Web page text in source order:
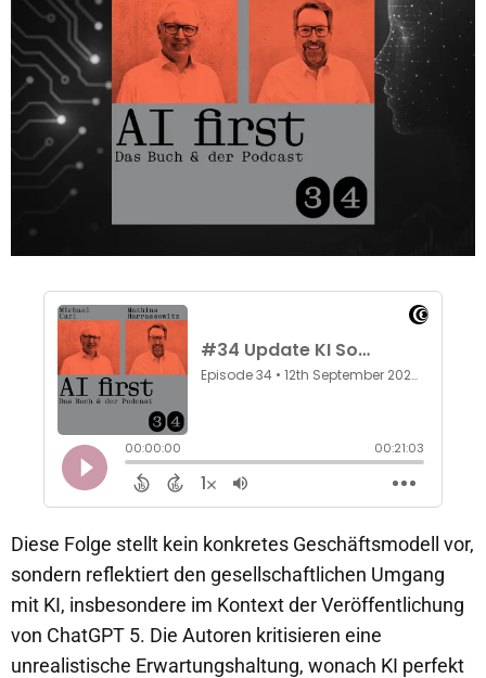
Diese Folge stellt kein konkretes Geschäftsmodell vor,
sondern reflektiert den gesellschaftlichen Umgang
mit KI, insbesondere im Kontext der Veröffentlichung
von ChatGPT 5. Die Autoren kritisieren eine
unrealistische Erwartungshaltung, wonach KI perfekt